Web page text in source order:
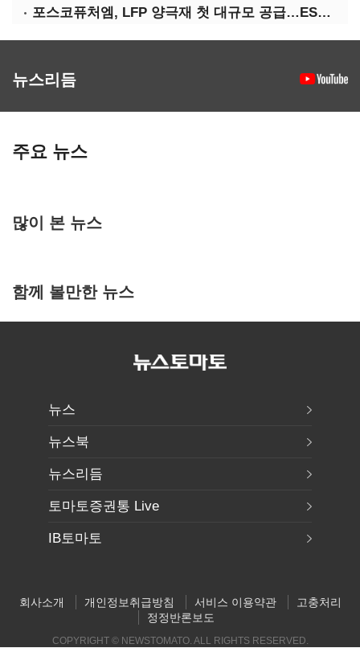
포스코퓨처엠, LFP 양극재 첫 대규모 공급…ESS 시장 공략
뉴스리듬
주요 뉴스
많이 본 뉴스
함께 볼만한 뉴스
뉴스
뉴스북
뉴스리듬
토마토증권통 Live
IB토마토
회사소개 개인정보취급방침 서비스 이용약관
고충처리
정정반론보도
COPYRIGHT © NEWSTOMATO. ALL RIGHTS RESERVED.